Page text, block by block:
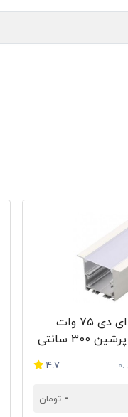
چراغ خطی ال ای دی 75 وات
نورسازان مدل پرشین 300 سانتی
4.7
- تومان